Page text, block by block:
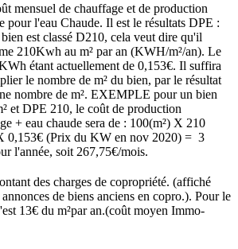
mensuel de chauffage et de production
pour l'eau Chaude. Il est le résultats DPE :
est classé D210, cela veut dire qu'il
210Kwh au m² par an (KWH/m²/an). Le
étant actuellement de 0,153€. Il suffira
le nombre de m² du bien, par le résultat
nombre de m². EXEMPLE pour un bien
et DPE 210, le coût de production
+ eau chaude sera de : 100(m²) X 210
0,153€ (Prix du KW en nov 2020) = 3
l'année, soit 267,75€/mois.
des charges de copropriété. (affiché
annonces de biens anciens en copro.). Pour le
13€ du m²par an.(coût moyen Immo-